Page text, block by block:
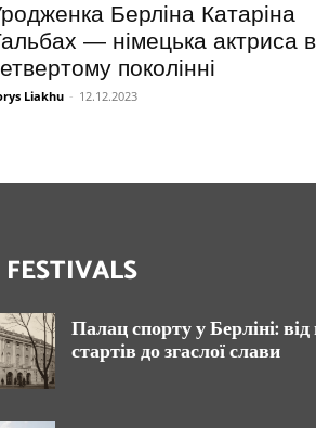
Берліна Катаріна
— німецька актриса в
поколінні
Liakhu - 12.12.2023
FESTIVALS
Палац спорту у Берліні:
стартів до згаслої слави